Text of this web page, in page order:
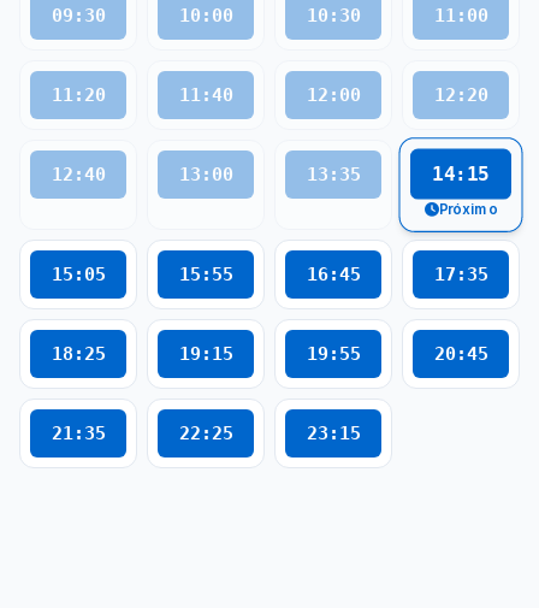
09:30 10:00 10:30 11:00
11:20 11:40 12:00 12:20
12:40 13:00 13:35 14:15
Próximo
15:05 15:55 16:45 17:35
18:25 19:15 19:55 20:45
21:35 22:25 23:15